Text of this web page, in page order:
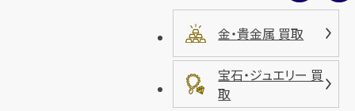
金・貴金属 買取
宝石・ジュエリー 買
取